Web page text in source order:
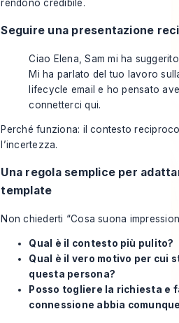
rendono credibile.
Seguire una presentazione
Ciao Elena, Sam mi ha
Mi ha parlato del tuo lavoro
lifecycle email e ho pensato
connetterci qui.
Perché funziona: il contesto
l’incertezza.
Una regola semplice per
template
Non chiederti “Cosa suona
Qual è il contesto più pulito?
Qual è il vero motivo per cui
questa persona?
Posso togliere la richiesta e
connessione abbia